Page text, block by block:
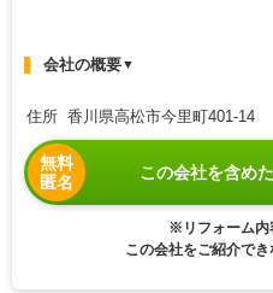
会社の概要▼
住所 香川県高松市今里町401-14
無料
匿名
この会社を含め
※リフォーム内
この会社をご紹介でき